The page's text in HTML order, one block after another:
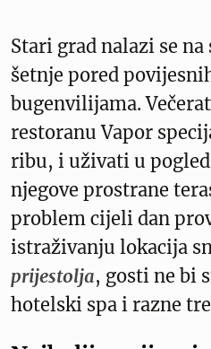
Stari grad nalazi se
šetnje pored
bugenvilijama.
restoranu Vapor
ribu, i uživati u
njegove prostrane
problem cijeli dan
istraživanju lokacija
prijestolja, gosti ne bi
hotelski spa i razne